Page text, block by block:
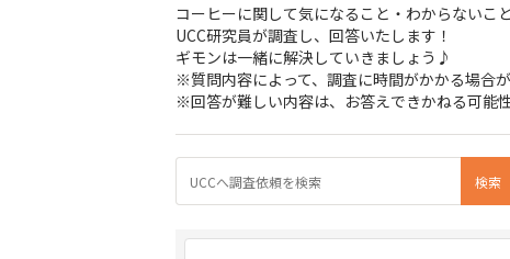
コーヒーに関して気になること・わからないこ
UCC研究員が調査し、回答いたします！
ギモンは一緒に解決していきましょう♪
※質問内容によって、調査に時間がかかる場合が
※回答が難しい内容は、お答えできかねる可能性